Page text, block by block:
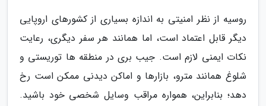
روسیه از نظر امنیتی به اندازه بسیاری از کشورهای اروپایی
دیگر قابل اعتماد است، اما همانند هر سفر دیگری، رعایت
نکات ایمنی لازم است. جیب بری در منطقه ها توریستی و
شلوغ همانند مترو، بازارها و اماکن دیدنی ممکن است رخ
دهد؛ بنابراین، همواره مراقب وسایل شخصی خود باشید.